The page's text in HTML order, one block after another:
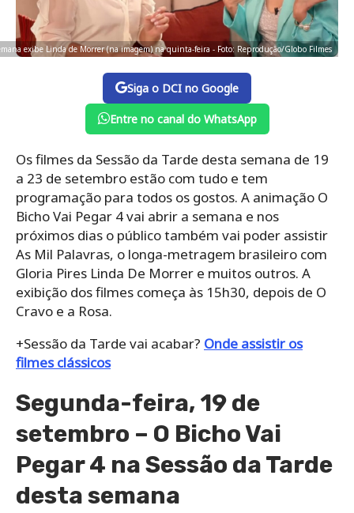
exibe Linda de Morrer (na imagem) na quinta-feira - Foto: Reprodução/Globo Filmes
Siga o DCI no Google
Entre no canal do WhatsApp
Os filmes da Sessão da Tarde desta semana de 19
a 23 de setembro estão com tudo e tem
programação para todos os gostos. A animação O
Bicho Vai Pegar 4 vai abrir a semana e nos
próximos dias o público também vai poder assistir
As Mil Palavras, o longa-metragem brasileiro com
Gloria Pires Linda De Morrer e muitos outros. A
exibição dos filmes começa às 15h30, depois de O
Cravo e a Rosa.
+Sessão da Tarde vai acabar? Onde assistir os
filmes clássicos
Segunda-feira, 19 de
setembro – O Bicho Vai
Pegar 4 na Sessão da Tarde
desta semana